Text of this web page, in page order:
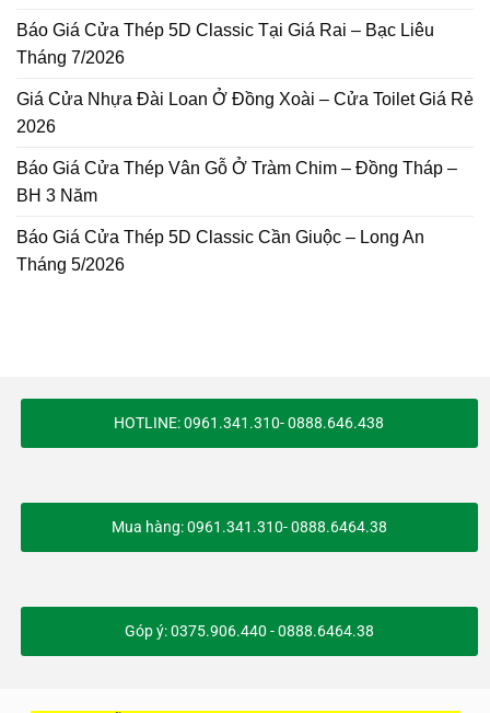
Báo Giá Cửa Thép 5D Classic Tại Giá Rai – Bạc Liêu
Tháng 7/2026
Giá Cửa Nhựa Đài Loan Ở Đồng Xoài – Cửa Toilet Giá Rẻ
2026
Báo Giá Cửa Thép Vân Gỗ Ở Tràm Chim – Đồng Tháp –
BH 3 Năm
Báo Giá Cửa Thép 5D Classic Cần Giuộc – Long An
Tháng 5/2026
HOTLINE: 0961.341.310- 0888.646.438
Mua hàng: 0961.341.310- 0888.6464.38
Góp ý: 0375.906.440 - 0888.6464.38